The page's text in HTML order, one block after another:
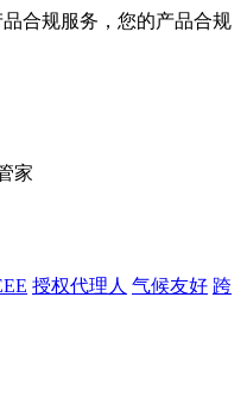
合规服务，您的产品合规
家
授权代理人 气候友好 跨